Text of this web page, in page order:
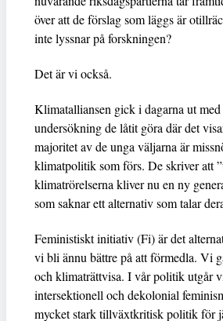
över att de förslag som läggs är
inte lyssnar på forskningen?
Det är vi också.
Klimatalliansen gick i dagarna ut
undersökning de låtit göra där det
majoritet av de unga väljarna är
klimatpolitik som förs. De skriver att
klimatrörelserna kliver nu en ny
som saknar ett alternativ som talar
Feministiskt initiativ (Fi) är det
vi bli ännu bättre på att förmedla. Vi
och klimaträttvisa. I vår politik utgår
intersektionell och dekolonial
mycket stark tillväxtkritisk politik för